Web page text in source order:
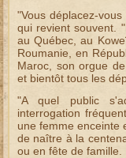
"Vous déplacez-
qui revient souvent.
au Québec, au
Roumanie, en
Maroc, sonorgue
et bientôt tous les
"A quel public
interrogation
une femme enceinte
de naître à la
ou en fête de famille